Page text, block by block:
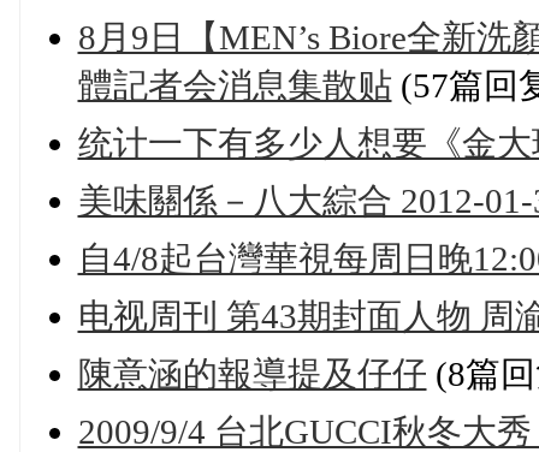
8月9日【MEN’s Biore全新
體記者会消息集散贴 (57篇回
统计一下有多少人想要《金
美味關係－八大綜合 2012-
自4/8起台灣華視每周日晚
电视周刊 第43期封面人物 周
陳意涵的報導提及仔仔 (8篇
2009/9/4 台北GUCCI秋冬大